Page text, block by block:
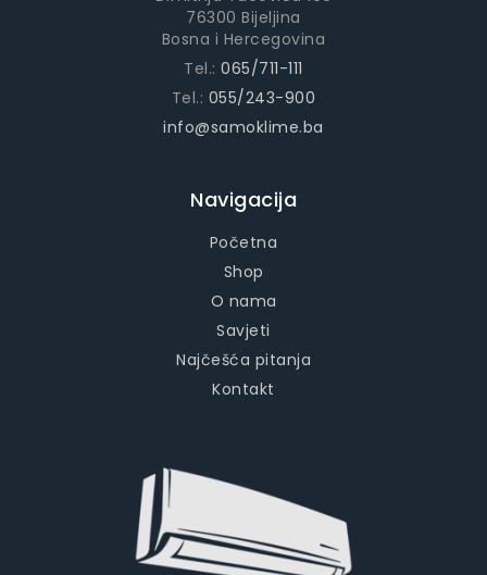
76300 Bijeljina
Bosna i Hercegovina
Tel.:065/711-111
Tel.: 055/243-900
info@samoklime.ba
Navigacija
Početna
Shop
O nama
Savjeti
Najčešća pitanja
Kontakt